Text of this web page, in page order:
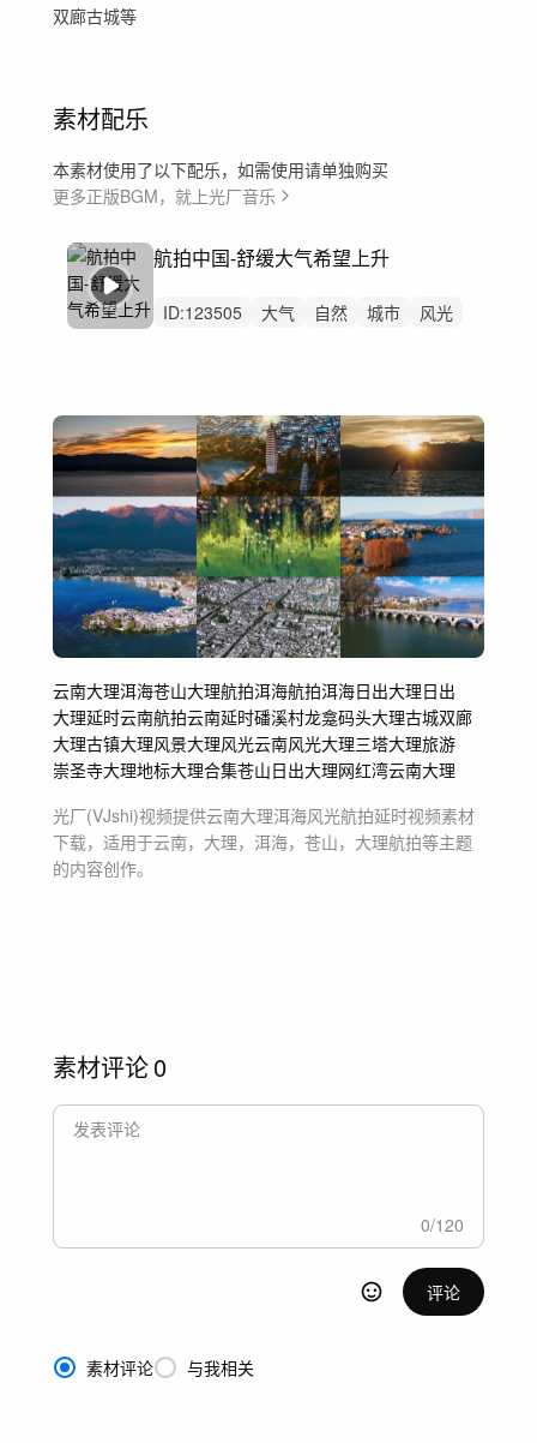
双廊古城等
素材配乐
本素材使用了以下配乐，如需使用请单独购买
更多正版BGM，就上光厂音乐
航拍中国-舒缓大气希望上升
ID:123505 大气 自然 城市
风光
云南大理洱海苍山大理航拍洱海航拍洱海日出大理日出
大理延时云南航拍云南延时磻溪村龙龛码头大理古城双廊
大理古镇大理风景大理风光云南风光大理三塔大理旅游
崇圣寺大理地标大理合集苍山日出大理网红湾云南大理
光厂(VJshi)视频提供云南大理洱海风光航拍延时视频素材
下载，适用于云南，大理，洱海，苍山，大理航拍等主题
的内容创作。
素材评论0
0/120
评论
素材评论 与我相关